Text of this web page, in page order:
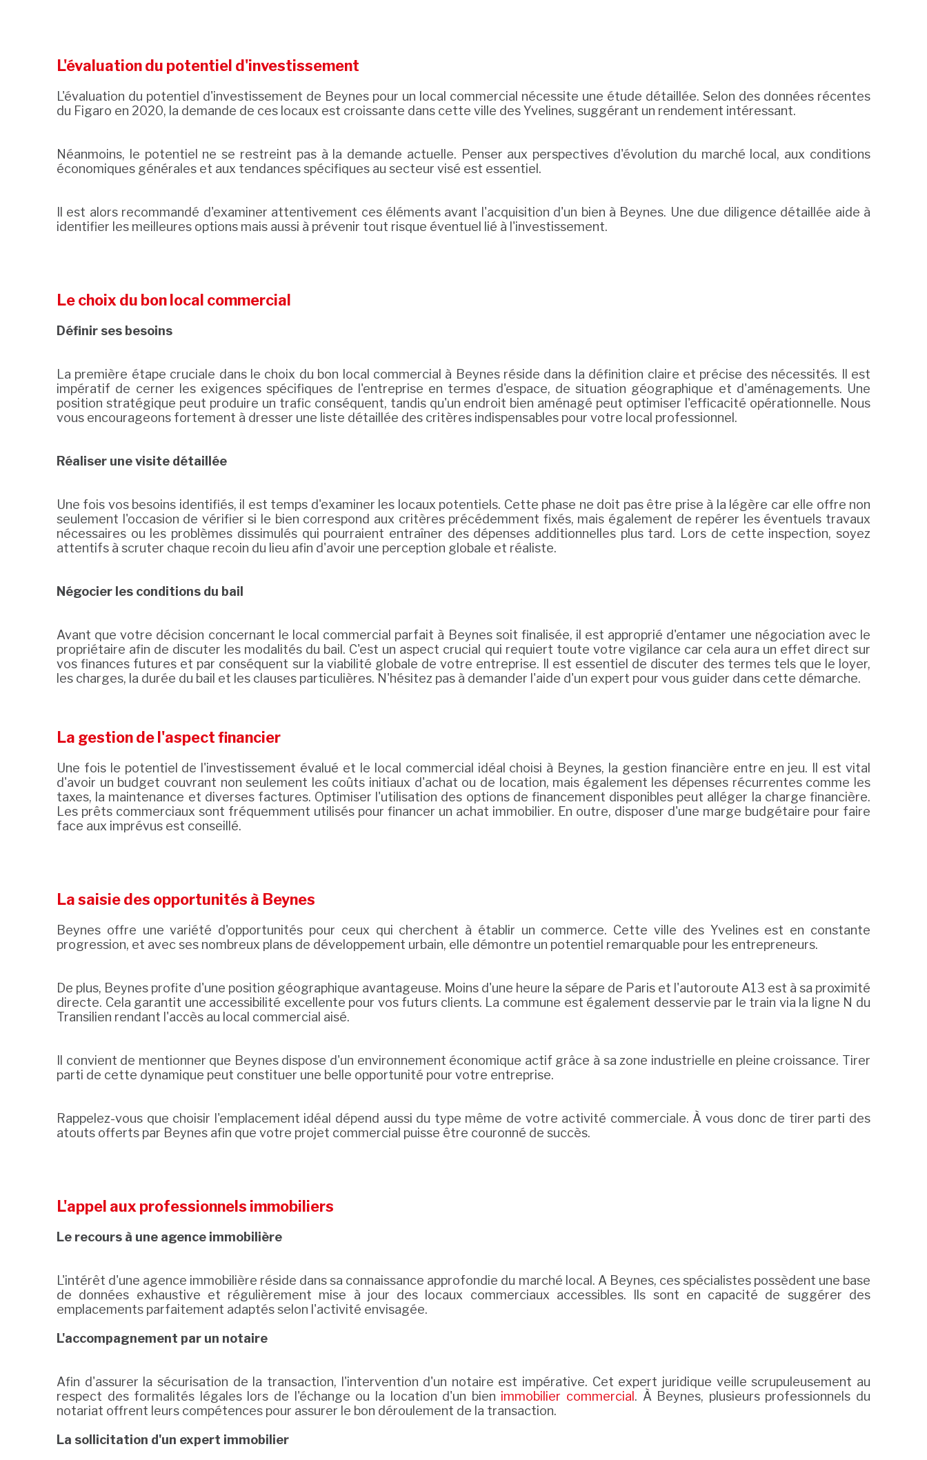
L'évaluation du potentiel d'investissement
L'évaluation du potentiel d'investissement de Beynes pour un local commercial nécessite une étude détaillée. Selon des données récentes
du Figaro en 2020, la demande de ces locaux est croissante dans cette ville des Yvelines, suggérant un rendement intéressant.
Néanmoins, le potentiel ne se restreint pas à la demande actuelle. Penser aux perspectives d'évolution du marché local, aux conditions
économiques générales et aux tendances spécifiques au secteur visé est essentiel.
Il est alors recommandé d'examiner attentivement ces éléments avant l'acquisition d'un bien à Beynes. Une due diligence détaillée aide à
identifier les meilleures options mais aussi à prévenir tout risque éventuel lié à l'investissement.
Le choix du bon local commercial
Définir ses besoins
La première étape cruciale dans le choix du bon local commercial à Beynes réside dans la définition claire et précise des nécessités. Il est
impératif de cerner les exigences spécifiques de l'entreprise en termes d'espace, de situation géographique et d'aménagements. Une
position stratégique peut produire un trafic conséquent, tandis qu'un endroit bien aménagé peut optimiser l'efficacité opérationnelle. Nous
vous encourageons fortement à dresser une liste détaillée des critères indispensables pour votre local professionnel.
Réaliser une visite détaillée
Une fois vos besoins identifiés, il est temps d'examiner les locaux potentiels. Cette phase ne doit pas être prise à la légère car elle offre non
seulement l'occasion de vérifier si le bien correspond aux critères précédemment fixés, mais également de repérer les éventuels travaux
nécessaires ou les problèmes dissimulés qui pourraient entraîner des dépenses additionnelles plus tard. Lors de cette inspection, soyez
attentifs à scruter chaque recoin du lieu afin d'avoir une perception globale et réaliste.
Négocier les conditions du bail
Avant que votre décision concernant le local commercial parfait à Beynes soit finalisée, il est approprié d'entamer une négociation avec le
propriétaire afin de discuter les modalités du bail. C'est un aspect crucial qui requiert toute votre vigilance car cela aura un effet direct sur
vos finances futures et par conséquent sur la viabilité globale de votre entreprise. Il est essentiel de discuter des termes tels que le loyer,
les charges, la durée du bail et les clauses particulières. N'hésitez pas à demander l'aide d'un expert pour vous guider dans cette démarche.
La gestion de l'aspect financier
Une fois le potentiel de l'investissement évalué et le local commercial idéal choisi à Beynes, la gestion financière entre en jeu. Il est vital
d'avoir un budget couvrant non seulement les coûts initiaux d'achat ou de location, mais également les dépenses récurrentes comme les
taxes, la maintenance et diverses factures. Optimiser l'utilisation des options de financement disponibles peut alléger la charge financière.
Les prêts commerciaux sont fréquemment utilisés pour financer un achat immobilier. En outre, disposer d'une marge budgétaire pour faire
face aux imprévus est conseillé.
La saisie des opportunités à Beynes
Beynes offre une variété d'opportunités pour ceux qui cherchent à établir un commerce. Cette ville des Yvelines est en constante
progression, et avec ses nombreux plans de développement urbain, elle démontre un potentiel remarquable pour les entrepreneurs.
De plus, Beynes profite d'une position géographique avantageuse. Moins d'une heure la sépare de Paris et l'autoroute A13 est à sa proximité
directe. Cela garantit une accessibilité excellente pour vos futurs clients. La commune est également desservie par le train via la ligne N du
Transilien rendant l'accès au local commercial aisé.
Il convient de mentionner que Beynes dispose d'un environnement économique actif grâce à sa zone industrielle en pleine croissance. Tirer
parti de cette dynamique peut constituer une belle opportunité pour votre entreprise.
Rappelez-vous que choisir l'emplacement idéal dépend aussi du type même de votre activité commerciale. À vous donc de tirer parti des
atouts offerts par Beynes afin que votre projet commercial puisse être couronné de succès.
L'appel aux professionnels immobiliers
Le recours à une agence immobilière
L'intérêt d'une agence immobilière réside dans sa connaissance approfondie du marché local. A Beynes, ces spécialistes possèdent une base
de données exhaustive et régulièrement mise à jour des locaux commerciaux accessibles. Ils sont en capacité de suggérer des
emplacements parfaitement adaptés selon l'activité envisagée.
L'accompagnement par un notaire
Afin d'assurer la sécurisation de la transaction, l'intervention d'un notaire est impérative. Cet expert juridique veille scrupuleusement au
respect des formalités légales lors de l'échange ou la location d'un bien immobilier commercial . À Beynes, plusieurs professionnels du
notariat offrent leurs compétences pour assurer le bon déroulement de la transaction.
La sollicitation d'un expert immobilier